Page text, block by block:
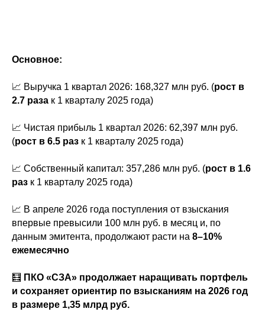
Основное:
📈 Выручка 1 квартал 2026: 168,327 млн руб. (рост в
2.7 раза к 1 кварталу 2025 года)
📈 Чистая прибыль 1 квартал 2026: 62,397 млн руб.
(рост в 6.5 раз к 1 кварталу 2025 года)
📈 Собственный капитал: 357,286 млн руб. (рост в 1.6
раз к 1 кварталу 2025 года)
📈 В апреле 2026 года поступления от взыскания
впервые превысили 100 млн руб. в месяц и, по
данным эмитента, продолжают расти на 8–10%
ежемесячно
🧮 ПКО «СЗА» продолжает наращивать портфель
и сохраняет ориентир по взысканиям на 2026 год
в размере 1,35 млрд руб.